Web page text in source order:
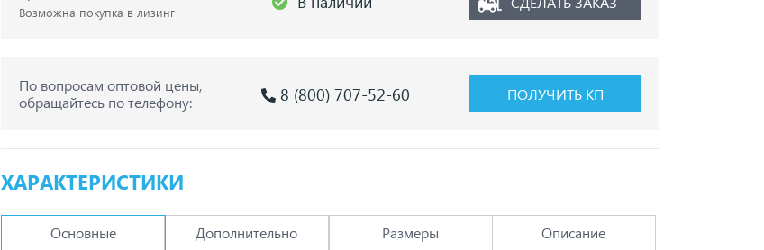
Возможна покупка в лизинг
По вопросам оптовой цены,
обращайтесь по телефону:
8 (800) 707-52-60 ПОЛУЧИТЬ КП
ХАРАКТЕРИСТИКИ
Основные Дополнительно Размеры Описание